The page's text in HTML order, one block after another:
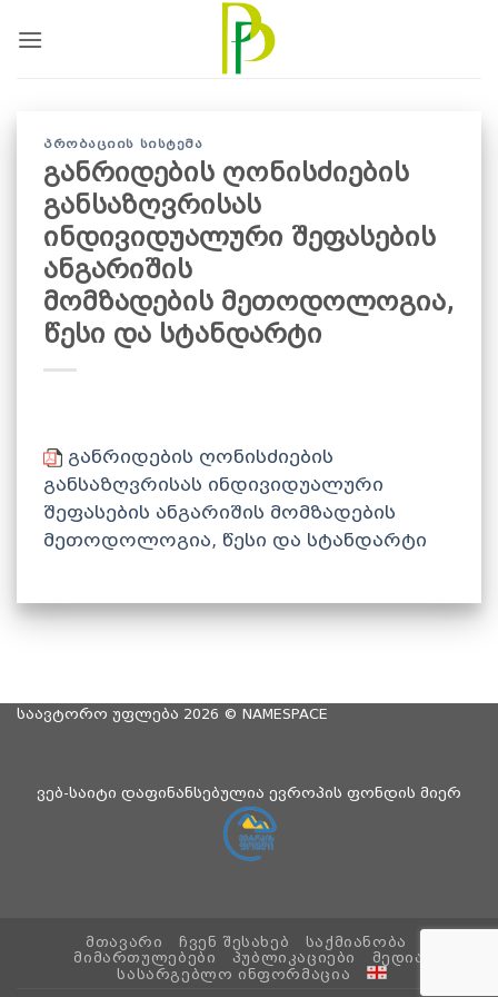
ᲞᲠᲝᲑᲐᲪᲘᲘᲡ ᲡᲘᲡᲢᲔᲛᲐ
განრიდების ღონისძიების
განსაზღვრისას
ინდივიდუალური შეფასების
ანგარიშის
მომზადების მეთოდოლოგია,
წესი და სტანდარტი
განრიდების ღონისძიების
განსაზღვრისას ინდივიდუალური
შეფასების ანგარიშის მომზადების
მეთოდოლოგია, წესი და სტანდარტი
საავტორო უფლება 2026 © NAMESPACE
ვებ-საიტი დაფინანსებულია ევროპის ფონდის მიერ
ᲛᲗᲐᲕᲐᲠᲘ ᲩᲕᲔᲜ ᲨᲔᲡᲐᲮᲔᲑ
ᲡᲐᲥᲛᲘᲐᲜᲝᲑᲐ
ᲛᲘᲛᲐᲠᲗᲣᲚᲔᲑᲔᲑᲘ
ᲞᲣᲑᲚᲘᲙᲐᲪᲘᲔᲑᲘ
ᲛᲔᲓᲘᲐ
ᲡᲐᲡᲐᲠᲒᲔᲑᲚᲝ ᲘᲜᲤᲝᲠᲛᲐᲪᲘᲐ